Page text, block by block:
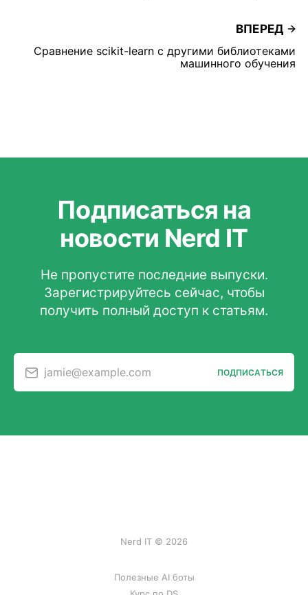
ВПЕРЕД
Сравнение scikit-learn с другими библиотеками
машинного обучения
Подписаться на
новости Nerd IT
Не пропустите последние выпуски.
Зарегистрируйтесь сейчас, чтобы
получить полный доступ к статьям.
jamie@example.com ПОДПИСАТЬСЯ
Nerd IT © 2026
Полезные AI боты